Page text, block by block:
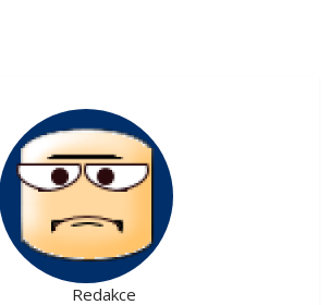
Redakce